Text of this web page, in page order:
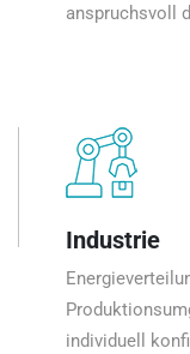
anspruchsvoll
Industrie
individuell